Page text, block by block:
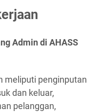
Admin di AHASS
meliputi penginputan
dan keluar,
pelanggan,